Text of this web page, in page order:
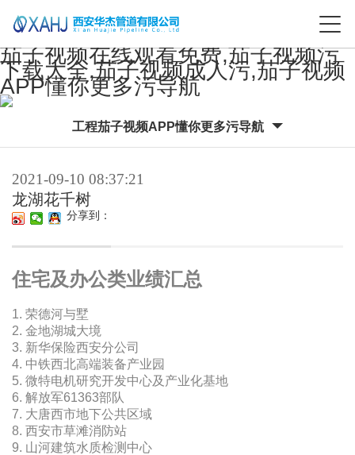
茄子视频在线观看免费,茄子视频污
下载大全,茄子视频成人污,茄子视频
APP懂你更多污导航
工程茄子视频APP懂你更多污导航
2021-09-10 08:37:21
龙湖花千树
分享到：
住宅及办公类业绩汇总
1. 荣德河与墅
2. 金地湖城大境
3. 新华保险西安分公司
4. 中铁西北高端装备产业园
5. 微特电机研究开发中心及产业化基地
6. 解放军61363部队
7. 大唐西市地下公共区域
8. 西安市草滩消防站
9. 山河建筑水质检测中心